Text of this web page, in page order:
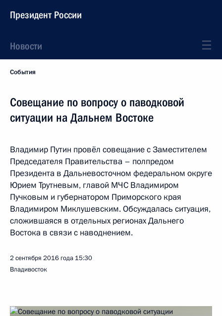
Президент России
Новости
События
Совещание по вопросу о паводковой
ситуации на Дальнем Востоке
Владимир Путин провёл совещание с Заместителем
Председателя Правительства – полпредом
Президента в Дальневосточном федеральном округе
Юрием Трутневым, главой МЧС Владимиром
Пучковым и губернатором Приморского края
Владимиром Миклушевским. Обсуждалась ситуация,
сложившаяся в отдельных регионах Дальнего
Востока в связи с наводнением.
2 сентября 2016 года 15:30
Владивосток